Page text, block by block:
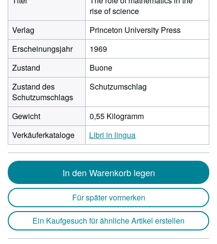
rise of science
Verlag
Princeton University Press
Erscheinungsjahr
1969
Zustand
Buone
Zustand des
Schutzumschlags
Schutzumschlag
Gewicht
0,55 Kilogramm
Verkäuferkataloge
Libri in lingua
In den Warenkorb legen
Für später vormerken
Ein Kaufgesuch für ähnliche Artikel erstellen